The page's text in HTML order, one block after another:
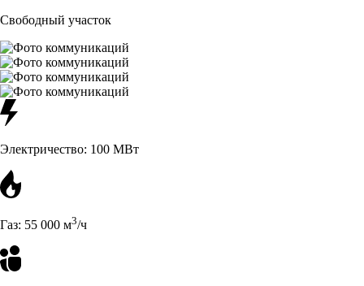
Свободный участок
Электричество: 100 МВт
Газ: 55 000 м3/ч